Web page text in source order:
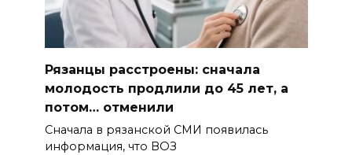
Рязанцы расстроены: сначала
молодость продлили до 45 лет, а
потом… отменили
Сначала в рязанской СМИ появилась
информация, что ВОЗ